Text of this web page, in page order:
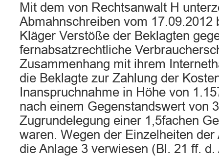
Mit dem von Rechtsanwalt H
Abmahnschreiben vom 17.09.2012
Kläger Verstöße der Beklagten
fernabsatzrechtliche
Zusammenhang mit ihrem
die Beklagte zur Zahlung der
Inanspruchnahme in Höhe von
nach einem Gegenstandswert von
Zugrundelegung einer 1,5fachen
waren. Wegen der Einzelheiten
die Anlage 3 verwiesen (Bl. 21 ff. d.